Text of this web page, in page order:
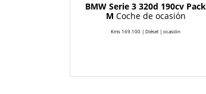
BMW Serie 3 320d 190cv Pack
M Coche de ocasión
Kms 169.100 | Diésel | ocasión